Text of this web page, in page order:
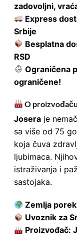
zadovoljni,
Express
Srbije
Besplatna
RSD
Ograničena
ograničene!
O proizvođaču
Josera je
sa više od 75
koja čuva
ljubimaca.
istraživanja i
sastojaka.
Zemlja
Uvoznik za
Proizvođač: